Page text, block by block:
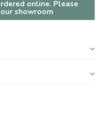
online. Please
showroom